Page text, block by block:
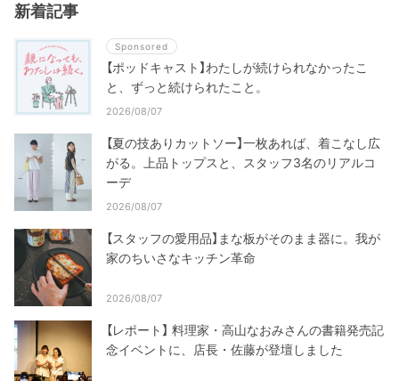
新着記事
Sponsored
【ポッドキャスト】わたしが続けられなかったこ
と、ずっと続けられたこと。
2026/08/07
【夏の技ありカットソー】一枚あれば、着こなし広
がる。上品トップスと、スタッフ3名のリアルコ
ーデ
2026/08/07
【スタッフの愛用品】まな板がそのまま器に。我が
家のちいさなキッチン革命
2026/08/07
【レポート】 料理家・高山なおみさんの書籍発売記
念イベントに、店長・佐藤が登壇しました